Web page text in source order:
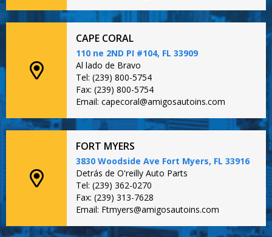
CAPE CORAL
110 ne 2ND PI #104, FL 33909
Al lado de Bravo
Tel: (239) 800-5754
Fax: (239) 800-5754
Email: capecoral@amigosautoins.com
FORT MYERS
3830 Woodside Ave Fort Myers, FL 33916
Detrás de O'reilly Auto Parts
Tel: (239) 362-0270
Fax: (239) 313-7628
Email: Ftmyers@amigosautoins.com